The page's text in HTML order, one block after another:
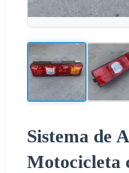
Sistema de
Motocicleta